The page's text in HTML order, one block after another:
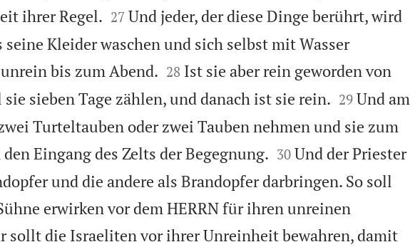
ihrer Regel.
27 Und jeder, der diese Dinge berührt, wird
Kleider waschen und sich selbst mit Wasser
bis zum Abend.
28 Ist sie aber rein geworden von
sieben Tage zählen, und danach ist sie rein.
29 Und am
Turteltauben oder zwei Tauben nehmen und sie zum
Eingang des Zelts der Begegnung.
30 Und der Priester
und die andere als Brandopfer darbringen. So soll
erwirken vor dem HERRN für ihren unreinen
sollt die Israeliten vor ihrer Unreinheit bewahren, damit